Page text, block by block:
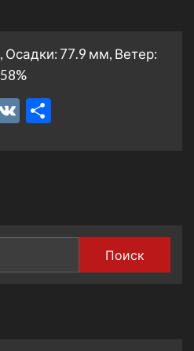
Осадки: 77.9 мм, Ветер:
VK
Поиск